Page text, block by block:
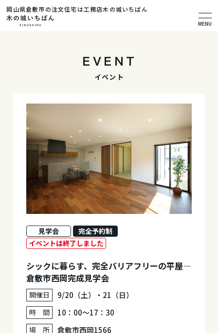
岡山県倉敷市の注文住宅は工務店木の城いちばん
MENU
EVENT
イベント
見学会
完全予約制
イベントは終了しました
シックに暮らす、完全バリアフリーの平屋—
倉敷市西岡完成見学会
開催日 9/20（土）・21（日）
時 間 10：00～17：30
場 所 倉敷市西岡1566